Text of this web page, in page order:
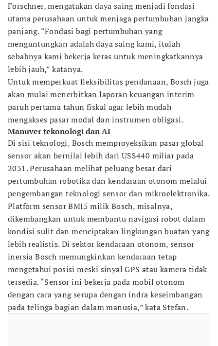
Forschner, mengatakan daya saing menjadi fondasi
utama perusahaan untuk menjaga pertumbuhan jangka
panjang. “Fondasi bagi pertumbuhan yang
menguntungkan adalah daya saing kami, itulah
sebabnya kami bekerja keras untuk meningkatkannya
lebih jauh,” katanya.
Untuk memperkuat fleksibilitas pendanaan, Bosch juga
akan mulai menerbitkan laporan keuangan interim
paruh pertama tahun fiskal agar lebih mudah
mengakses pasar modal dan instrumen obligasi.
Manuver tekonologi dan AI
Di sisi teknologi, Bosch memproyeksikan pasar global
sensor akan bernilai lebih dari US$440 miliar pada
2031. Perusahaan melihat peluang besar dari
pertumbuhan robotika dan kendaraan otonom melalui
pengembangan teknologi sensor dan mikroelektronika.
Platform sensor BMI5 milik Bosch, misalnya,
dikembangkan untuk membantu navigasi robot dalam
kondisi sulit dan menciptakan lingkungan buatan yang
lebih realistis. Di sektor kendaraan otonom, sensor
inersia Bosch memungkinkan kendaraan tetap
mengetahui posisi meski sinyal GPS atau kamera tidak
tersedia. “Sensor ini bekerja pada mobil otonom
dengan cara yang serupa dengan indra keseimbangan
pada telinga bagian dalam manusia,” kata Stefan.